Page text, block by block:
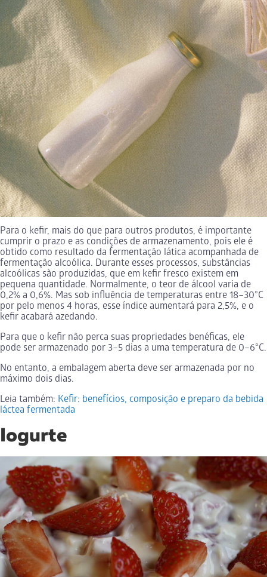
Para o kefir, mais do que para outros produtos, é importante
cumprir o prazo e as condições de armazenamento, pois ele é
obtido como resultado da fermentação lática acompanhada de
fermentação alcoólica. Durante esses processos, substâncias
alcoólicas são produzidas, que em kefir fresco existem em
pequena quantidade. Normalmente, o teor de álcool varia de
0,2% a 0,6%. Mas sob influência de temperaturas entre 18–30°C
por pelo menos 4 horas, esse índice aumentará para 2,5%, e o
kefir acabará azedando.
Para que o kefir não perca suas propriedades benéficas, ele
pode ser armazenado por 3–5 dias a uma temperatura de 0–6°C.
No entanto, a embalagem aberta deve ser armazenada por no
máximo dois dias.
Leia também: Kefir: benefícios, composição e preparo da bebida
láctea fermentada
Iogurte